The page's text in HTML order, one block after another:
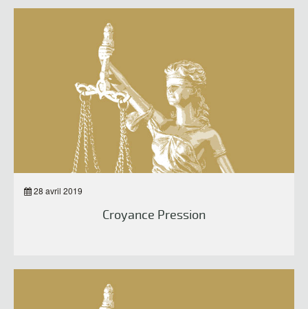
28 avril 2019
Croyance Pression